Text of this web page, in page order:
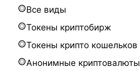
Все виды
Токены криптобирж
Токены крипто кошельков
Анонимные криптовалюты